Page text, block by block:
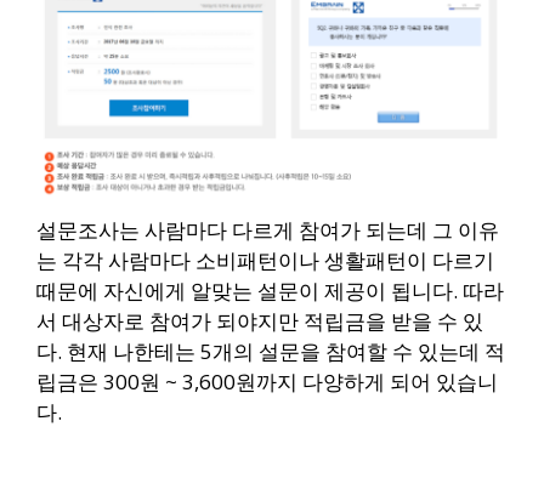
설문조사는 사람마다 다르게 참여가 되는데 그 이유
는 각각 사람마다 소비패턴이나 생활패턴이 다르기
때문에 자신에게 알맞는 설문이 제공이 됩니다. 따라
서 대상자로 참여가 되야지만 적립금을 받을 수 있
다. 현재 나한테는 5개의 설문을 참여할 수 있는데 적
립금은 300원 ~ 3,600원까지 다양하게 되어 있습니
다.